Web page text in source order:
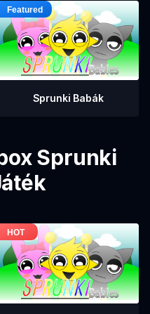
Sprunki Babák
Sprunki